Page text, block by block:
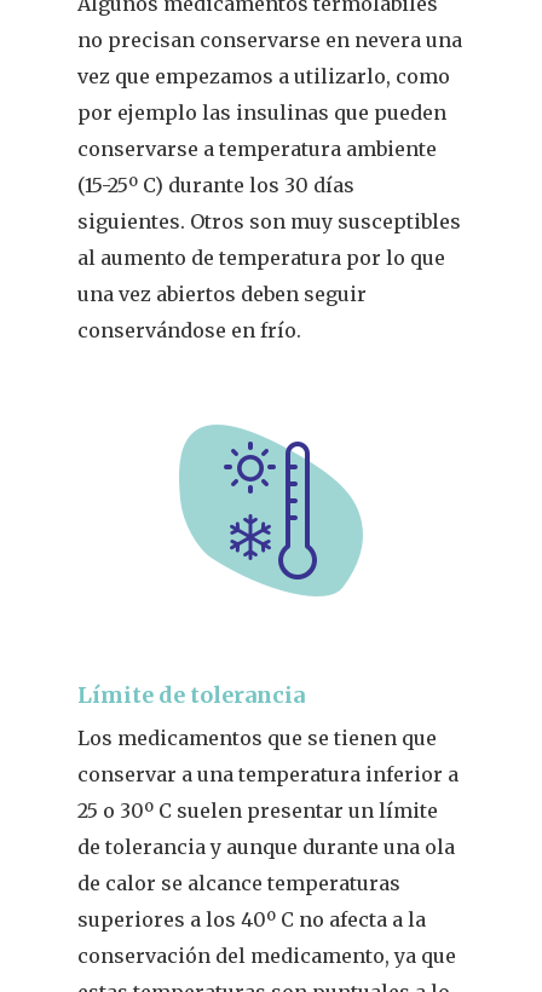
no precisan conservarse en nevera una
vez que empezamos a utilizarlo, como
por ejemplo las insulinas que pueden
conservarse a temperatura ambiente
(15-25º C) durante los 30 días
siguientes. Otros son muy susceptibles
al aumento de temperatura por lo que
una vez abiertos deben seguir
conservándose en frío.
Límite de tolerancia
Los medicamentos que se tienen que
conservar a una temperatura inferior a
25 o 30º C suelen presentar un límite
de tolerancia y aunque durante una ola
de calor se alcance temperaturas
superiores a los 40º C no afecta a la
conservación del medicamento, ya que